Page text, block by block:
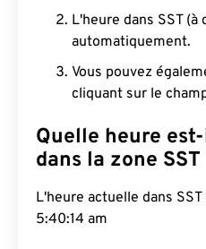
L'heure dans SST
automatiquement.
Vous pouvez
cliquant sur le
Quelle heure
dans la zone SST
L'heure actuelle dans
5:40:15 am